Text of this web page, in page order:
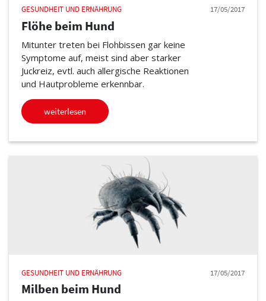
GESUNDHEIT UND ERNÄHRUNG 17/05/2017
Flöhe beim Hund
Mitunter treten bei Flohbissen gar keine
Symptome auf, meist sind aber starker
Juckreiz, evtl. auch allergische Reaktionen
und Hautprobleme erkennbar.
weiterlesen
GESUNDHEIT UND ERNÄHRUNG 17/05/2017
Milben beim Hund